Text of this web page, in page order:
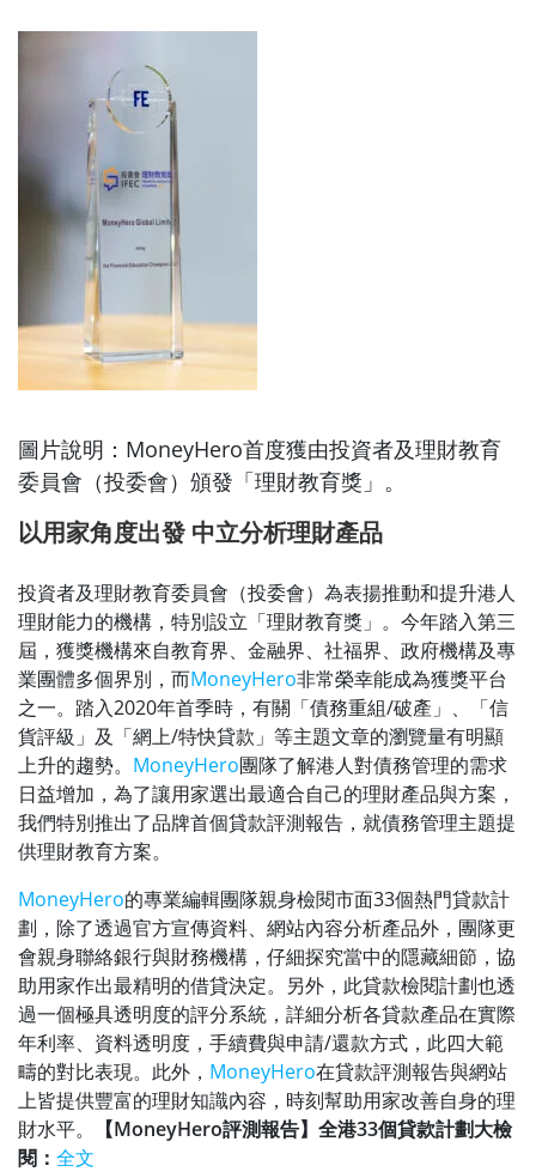
圖片說明：MoneyHero首度獲由投資者及理財教育
委員會（投委會）頒發「理財教育獎」。
以用家角度出發 中立分析理財產品
投資者及理財教育委員會（投委會）為表揚推動和提升港人
理財能力的機構，特別設立「理財教育獎」。今年踏入第三
屆，獲獎機構來自教育界、金融界、社福界、政府機構及專
業團體多個界別，而MoneyHero非常榮幸能成為獲獎平台
之一。踏入2020年首季時，有關「債務重組/破產」、「信
貨評級」及「網上/特快貸款」等主題文章的瀏覽量有明顯
上升的趨勢。 MoneyHero團隊了解港人對債務管理的需求
日益增加，為了讓用家選出最適合自己的理財產品與方案，
我們特別推出了品牌首個貸款評測報告，就債務管理主題提
供理財教育方案。
MoneyHero的專業編輯團隊親身檢閱市面33個熱門貸款計
劃，除了透過官方宣傳資料、網站內容分析產品外，團隊更
會親身聯絡銀行與財務機構，仔細探究當中的隱藏細節，協
助用家作出最精明的借貸決定。另外，此貸款檢閱計劃也透
過一個極具透明度的評分系統，詳細分析各貸款產品在實際
年利率、資料透明度，手續費與申請/還款方式，此四大範
疇的對比表現。此外， MoneyHero在貸款評測報告與網站
上皆提供豐富的理財知識內容，時刻幫助用家改善自身的理
財水平。
【MoneyHero評測報告】全港33個貸款計劃大檢
閱： 全文